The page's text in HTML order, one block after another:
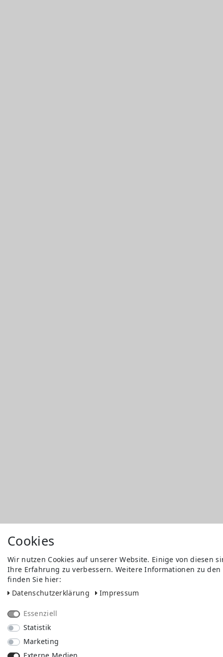
Cookies
Wir nutzen Cookies auf unserer Website. Einige von diesen
Ihre Erfahrung zu verbessern. Weitere Informationen zu
finden Sie hier:
Daten­schutz­erklärung
Impressum
Essenziell
Statistik
Marketing